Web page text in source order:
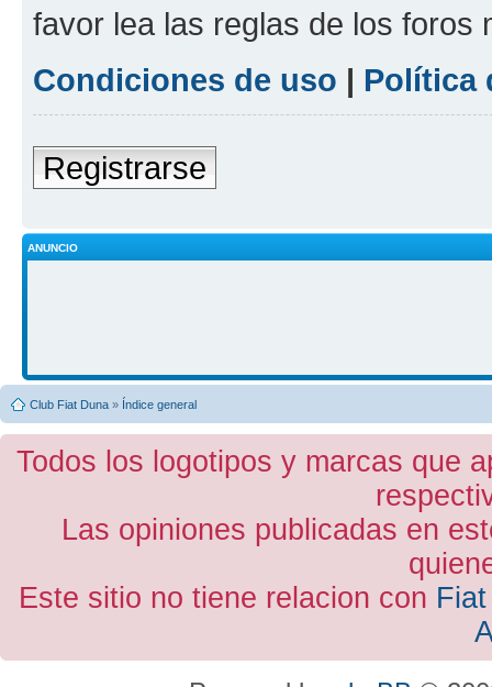
favor lea las reglas de los foros
Condiciones de uso | Política
Registrarse
ANUNCIO
Club Fiat Duna » Índice general
Todos los logotipos y marcas que
Las opiniones publicadas en
Este sitio no tiene relacion con